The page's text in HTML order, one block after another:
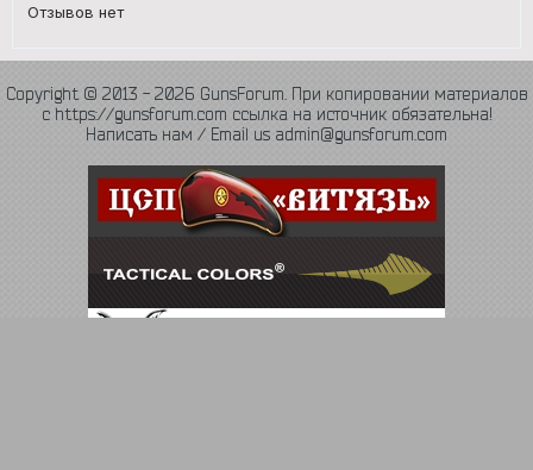
Отзывов нет
Copyright © 2013 - 2026 GunsForum. При копировании материалов
с https://gunsforum.com ссылка на источник обязательна!
Написать нам / Email us admin@gunsforum.com